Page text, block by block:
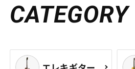
CATEGORY